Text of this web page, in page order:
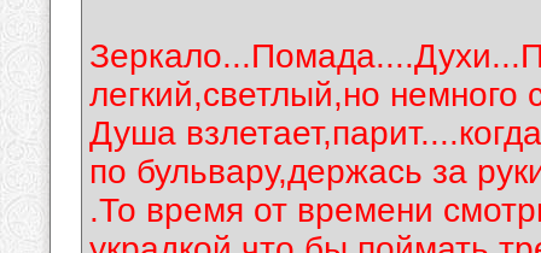
легкий,светлый,но немного
Душа
по бульвару,держась за
.То время от времени